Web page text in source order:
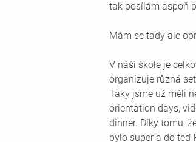
tak posílám aspoň
Mám se tady ale
V náší škole je
organizuje různá
Taky jsme už měli
orientation days,
dinner. Díky tomu,
bylo super a do